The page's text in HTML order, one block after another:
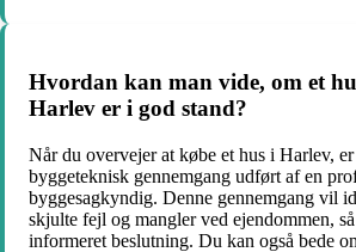
Hvordan kan man vide, om et
Harlev er i god stand?
Når du overvejer at købe et hus i Harlev,
byggeteknisk gennemgang udført af en
byggesagkyndig. Denne gennemgang vil
skjulte fejl og mangler ved ejendommen,
informeret beslutning. Du kan også bede